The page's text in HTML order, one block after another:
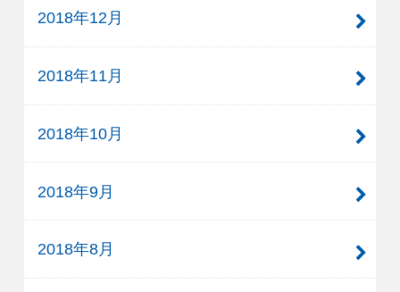
2018年12月
2018年11月
2018年10月
2018年9月
2018年8月